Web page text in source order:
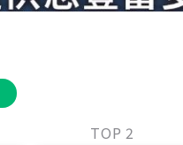
TOP 2